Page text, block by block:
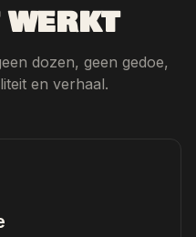
dozen, geen gedoe,
en verhaal.